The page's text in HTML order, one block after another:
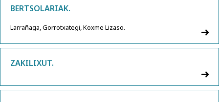
BERTSOLARIAK.
Larrañaga, Gorrotxategi, Koxme Lizaso.
ZAKILIXUT.